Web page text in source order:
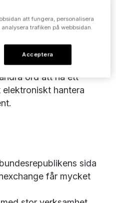
emot strukturerade e-
fokusera på
Den mottagande
ord att ha ett
hantera
sida
får mycket
att fungera, personalisera
trafiken på webbsidan.
Acceptera